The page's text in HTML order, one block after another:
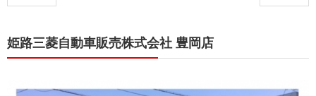
姫路三菱自動車販売株式会社 豊岡店